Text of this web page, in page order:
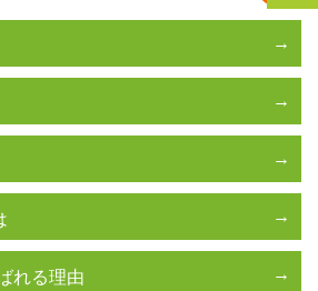
れる理由